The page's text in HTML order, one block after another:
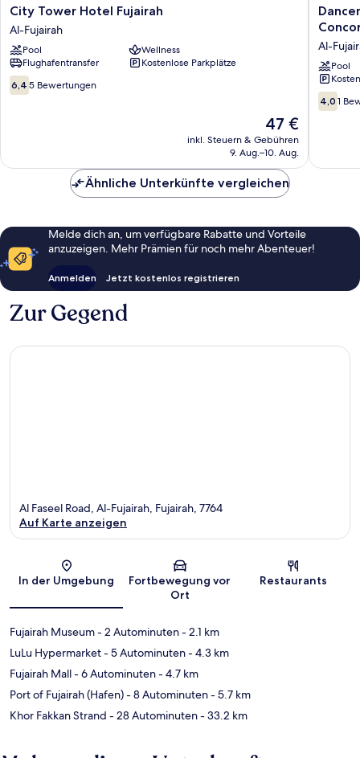
City
Tower
Hotel
Fujairah
Al-
Fujairah
City Tower Hotel Fujairah
Al-Fujairah
Pool
Wellness
Flughafentransfer
Kostenlose Parkplätze
6.4
von
6,4 5 Bewertungen
Der
Preis
beträgt
47 €
inkl. Steuern & Gebühren
9. Aug.–10. Aug.
Luxe
Hotel
Hotel
Al-
Al-
Pool
4.0
von
4,0 1
Ähnliche Unterkünfte vergleichen
Melde dich an, um verfügbare Rabatte und Vorteile
anzuzeigen. Mehr Prämien für noch mehr Abenteuer!
Anmelden Jetzt kostenlos registrieren
Zur Gegend
Karte
Al Faseel Road, Al-Fujairah, Fujairah, 7764
Auf Karte anzeigen
In der Umgebung
Fortbewegung vor
Ort
Restaurants
Fujairah Museum- 2 Autominuten- 2.1 km
LuLu Hypermarket- 5 Autominuten- 4.3 km
Fujairah Mall- 6 Autominuten- 4.7 km
Port of Fujairah (Hafen)- 8 Autominuten- 5.7 km
Khor Fakkan Strand - 28 Autominuten- 33.2 km